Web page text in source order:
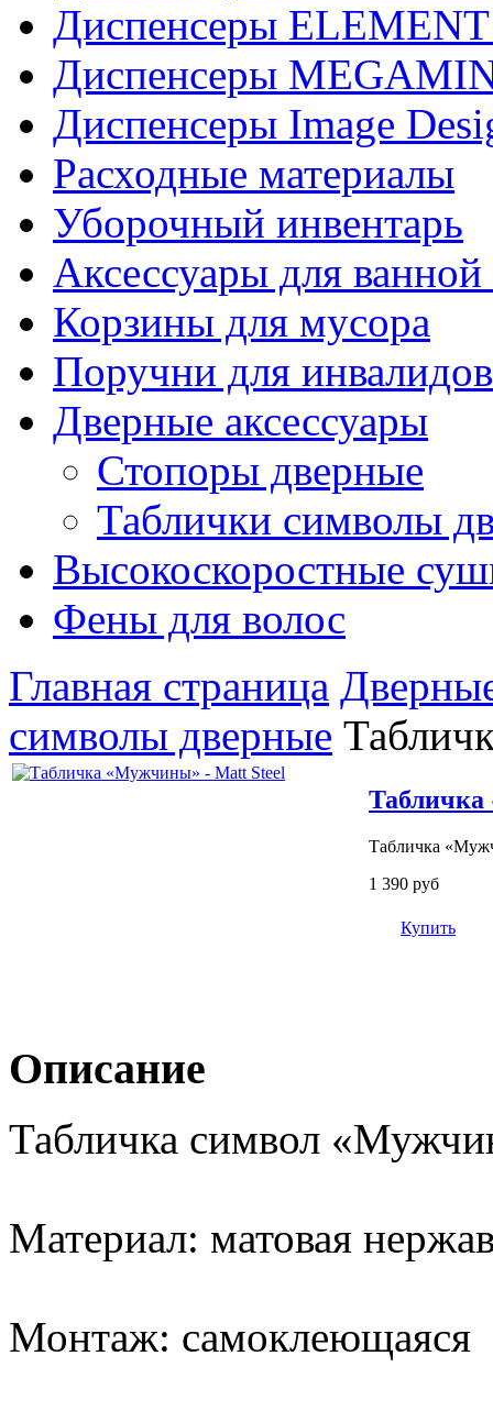
Диспенсеры
Диспенсеры
Диспенсеры Image
Расходные материалы
Уборочный инвентарь
Аксессуары для
Корзины для мусора
Поручни для инвалидов
Дверные аксессуары
Стопоры дверные
Таблички символы
Высокоскоростные
Фены для волос
Главная страница
символы дверные
Табличка
1 390 руб
Купить
Описание
Табличка символ
Материал: матовая
Монтаж: самоклеющаяся